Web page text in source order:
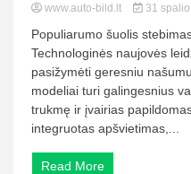
www.auto-bild.lt 31
Populiarumo šuolis
Technologinės naujovės
pasižymėti geresniu
modeliai turi galingesnius
trukmę ir įvairias
integruotas apšvietimas,...
Read More